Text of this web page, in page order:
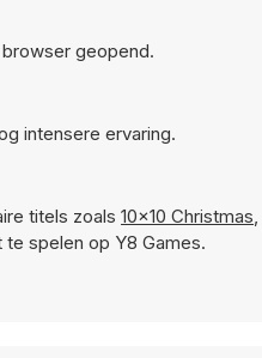
geopend.
intensere ervaring.
titels zoals 10x10 Christmas,
spelen op Y8 Games.